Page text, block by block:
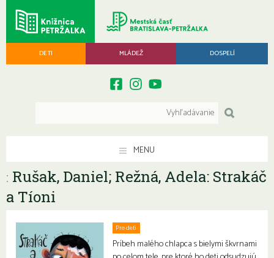
DETI MLÁDEŽ DOSPELÍ
MENU
: Rušak, Daniel; Režná, Adela: Strakáč
a Tíoni
Pre deti
Príbeh malého chlapca s bielymi škvrnami